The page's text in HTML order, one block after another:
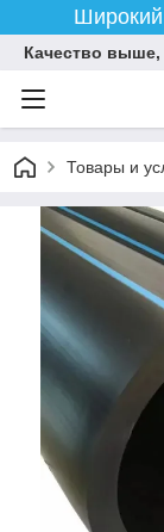
Широкий
Качество выше,
Товары и